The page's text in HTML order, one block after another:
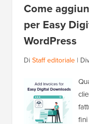
Come
per Easy
WordPress
Di Staff editoriale |